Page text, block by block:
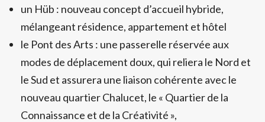
un Hüb : nouveau concept d’accueil hybride,
mélangeant résidence, appartement et hôtel
le Pont des Arts : une passerelle réservée aux
modes de déplacement doux, qui reliera le Nord et
le Sud et assurera une liaison cohérente avec le
nouveau quartier Chalucet, le « Quartier de la
Connaissance et de la Créativité »,